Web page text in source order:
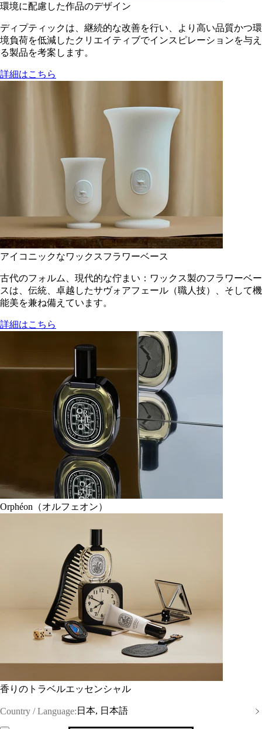
環境に配慮した作品のデザイン
ディプティックは、継続的な改善を行い、より高い品質かつ環
境負荷を低減した​クリエイティブでインスピレーションを与え
る製品を考案します。
詳細はこちら
アイコニックなワックスフラワーベース
古代のフォルム、現代的な佇まい：ワックス製のフラワーベー
スは、伝統、卓越したサヴォアフェール（職人技）、そして機
能美を兼ね備えています。
詳細はこちら
Orphéon（オルフェオン）
香りのトラベルエッセンシャル
Country / Language: 日本, 日本語